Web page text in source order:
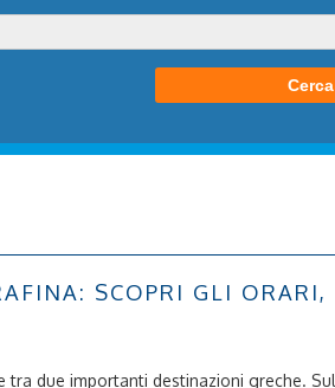
SCOPRI GLI ORARI,
due importanti destinazioni greche.